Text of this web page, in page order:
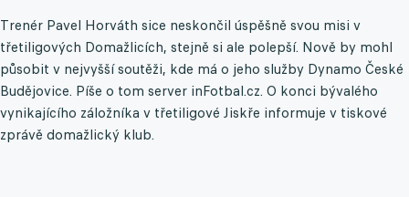
Trenér Pavel Horváth sice neskončil úspěšně svou misi v
třetiligových Domažlicích, stejně si ale polepší. Nově by mohl
působit v nejvyšší soutěži, kde má o jeho služby Dynamo České
Budějovice. Píše o tom server inFotbal.cz. O konci bývalého
vynikajícího záložníka v třetiligové Jiskře informuje v tiskové
zprávě domažlický klub.